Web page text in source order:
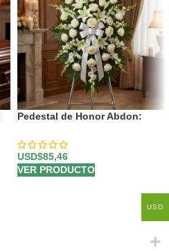
Pedestal de Honor Abdon:
⚜️
USD$85,46
VER PRODUCTO
USD